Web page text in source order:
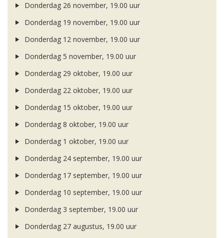
Donderdag 26 november, 19.00 uur
Donderdag 19 november, 19.00 uur
Donderdag 12 november, 19.00 uur
Donderdag 5 november, 19.00 uur
Donderdag 29 oktober, 19.00 uur
Donderdag 22 oktober, 19.00 uur
Donderdag 15 oktober, 19.00 uur
Donderdag 8 oktober, 19.00 uur
Donderdag 1 oktober, 19.00 uur
Donderdag 24 september, 19.00 uur
Donderdag 17 september, 19.00 uur
Donderdag 10 september, 19.00 uur
Donderdag 3 september, 19.00 uur
Donderdag 27 augustus, 19.00 uur